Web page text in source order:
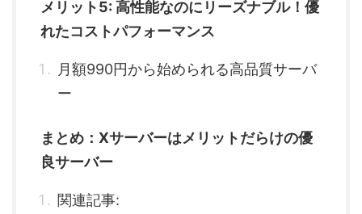
メリット5: 高性能なのにリーズナブル！優
れたコストパフォーマンス
月額990円から始められる高品質サーバ
ー
まとめ：Xサーバーはメリットだらけの優
良サーバー
関連記事: